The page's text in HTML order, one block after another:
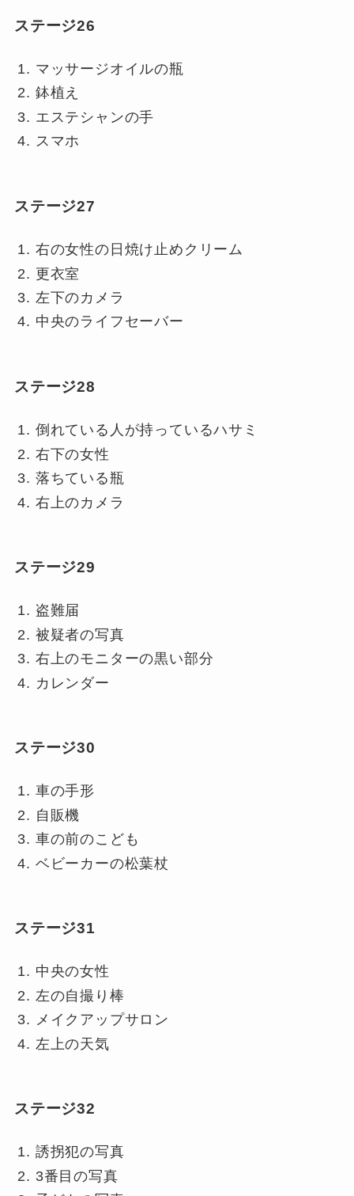
ステージ26
マッサージオイルの瓶
鉢植え
エステシャンの手
スマホ
ステージ27
右の女性の日焼け止めクリーム
更衣室
左下のカメラ
中央のライフセーバー
ステージ28
倒れている人が持っているハサミ
右下の女性
落ちている瓶
右上のカメラ
ステージ29
盗難届
被疑者の写真
右上のモニターの黒い部分
カレンダー
ステージ30
車の手形
自販機
車の前のこども
ベビーカーの松葉杖
ステージ31
中央の女性
左の自撮り棒
メイクアップサロン
左上の天気
ステージ32
誘拐犯の写真
3番目の写真